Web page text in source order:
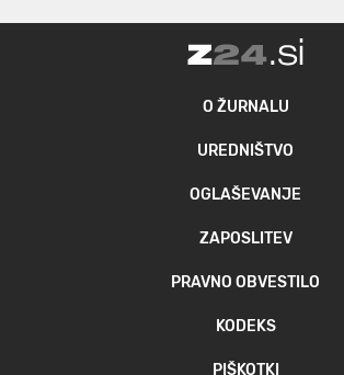
O ŽURNALU
UREDNIŠTVO
OGLAŠEVANJE
ZAPOSLITEV
PRAVNO OBVESTILO
KODEKS
PIŠKOTKI